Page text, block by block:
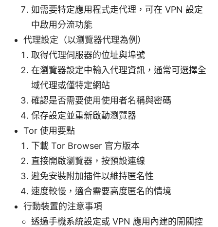
如需要特定應用程式走代理，可在 VPN 設定
中啟用分流功能
代理設定（以瀏覽器代理為例）
取得代理伺服器的位址與埠號
在瀏覽器設定中輸入代理資訊，通常可選擇全
域代理或僅特定網站
確認是否需要使用使用者名稱與密碼
保存設定並重新啟動瀏覽器
Tor 使用要點
下載 Tor Browser 官方版本
直接開啟瀏覽器，按預設連線
避免安裝附加插件以維持匿名性
速度較慢，適合需要高度匿名的情境
行動裝置的注意事項
透過手機系統設定或 VPN 應用內建的開關控